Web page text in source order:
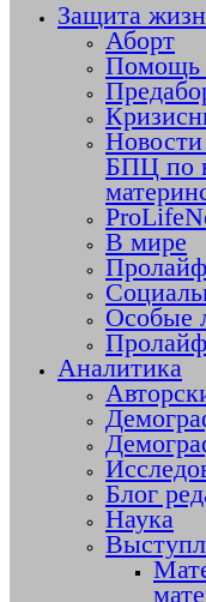
Защита
Аборт
Помощь
БПЦ по
В мире
Особые
Пролайф
Аналитика
Блог
Наука